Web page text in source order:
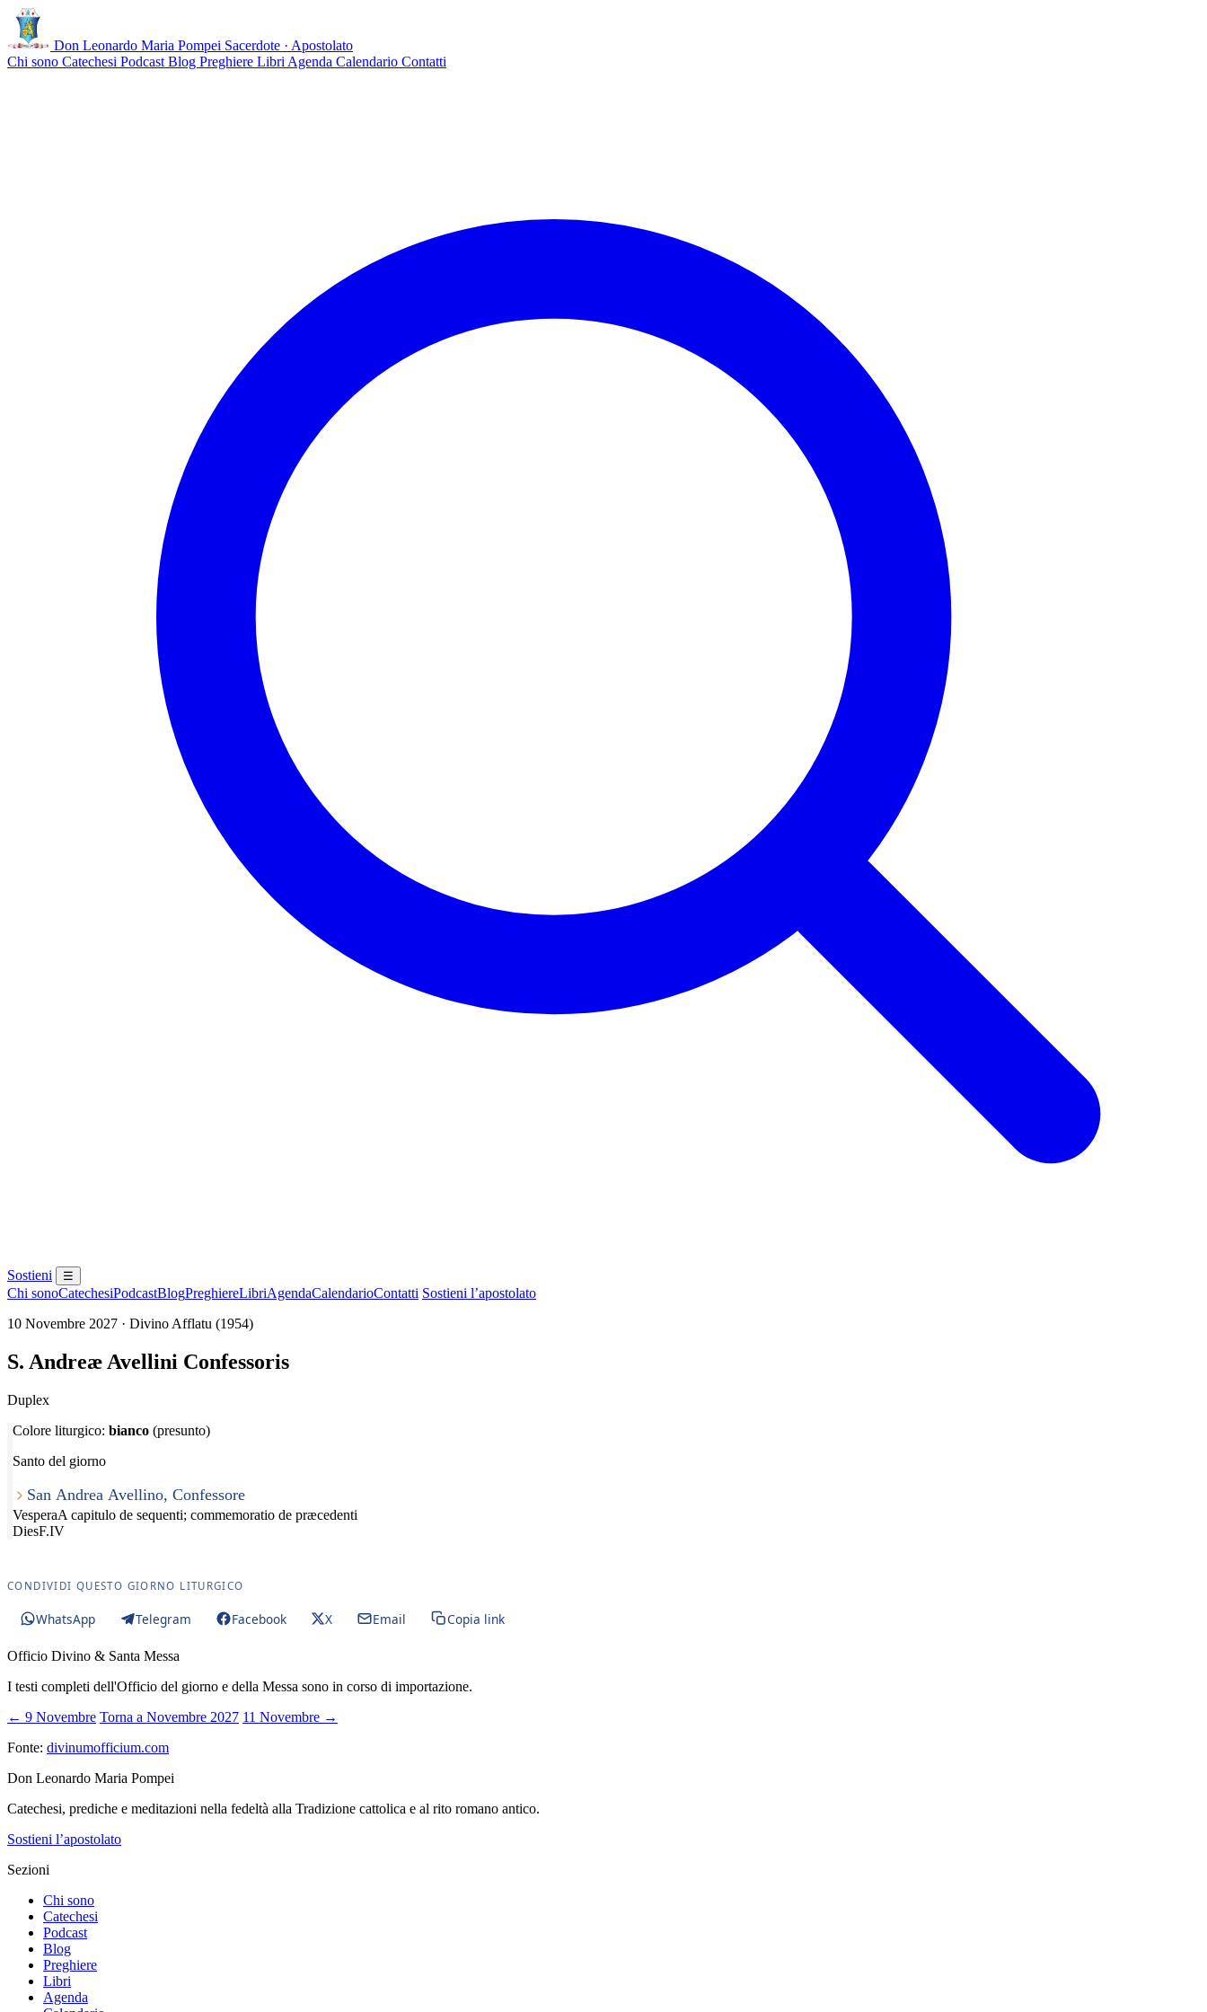
Don Leonardo Maria Pompei Sacerdote · Apostolato
Chi sono Catechesi Podcast Blog Preghiere Libri Agenda Calendario Contatti
Sostieni ☰
Chi sonoCatechesiPodcastBlogPreghiereLibriAgendaCalendarioContatti Sostieni l’apostolato
10 Novembre 2027 · Divino Afflatu (1954)
S. Andreæ Avellini Confessoris
Duplex
Colore liturgico: bianco (presunto)
Santo del giorno
San Andrea Avellino, Confessore
VesperaA capitulo de sequenti; commemoratio de præcedenti
DiesF.IV
CONDIVIDI QUESTO GIORNO LITURGICO
WhatsApp Telegram Facebook X Email Copia link
Officio Divino & Santa Messa
I testi completi dell'Officio del giorno e della Messa sono in corso di importazione.
← 9 Novembre Torna a Novembre 2027 11 Novembre →
Fonte: divinumofficium.com
Don Leonardo Maria Pompei
Catechesi, prediche e meditazioni nella fedeltà alla Tradizione cattolica e al rito romano antico.
Sostieni l’apostolato
Sezioni
Chi sono
Catechesi
Podcast
Blog
Preghiere
Libri
Agenda